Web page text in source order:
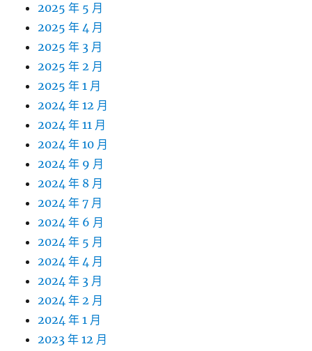
2025 年 5 月
2025 年 4 月
2025 年 3 月
2025 年 2 月
2025 年 1 月
2024 年 12 月
2024 年 11 月
2024 年 10 月
2024 年 9 月
2024 年 8 月
2024 年 7 月
2024 年 6 月
2024 年 5 月
2024 年 4 月
2024 年 3 月
2024 年 2 月
2024 年 1 月
2023 年 12 月